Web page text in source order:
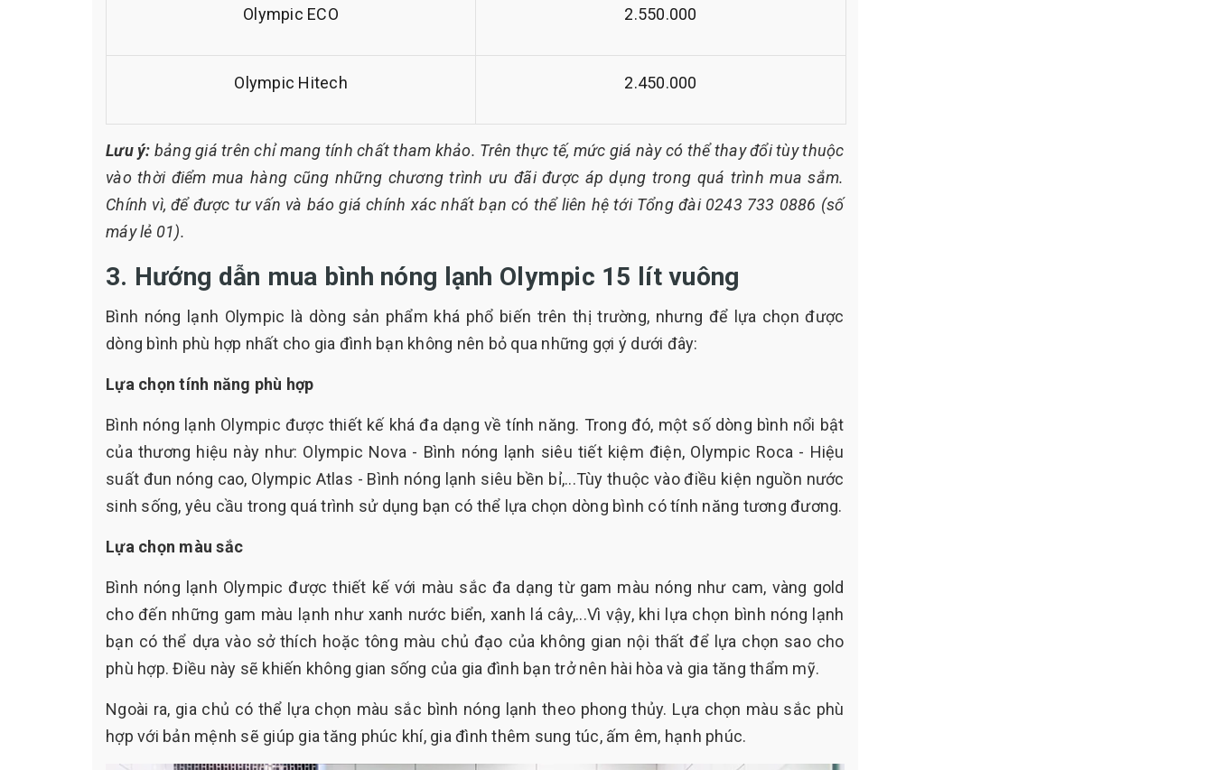
Olympic ECO 2.550.000
Olympic Hitech 2.450.000
Lưu ý: bảng giá trên chỉ mang tính chất tham khảo. Trên thực tế, mức giá này có thể thay đổi tùy thuộc
vào thời điểm mua hàng cũng những chương trình ưu đãi được áp dụng trong quá trình mua sắm.
Chính vì, để được tư vấn và báo giá chính xác nhất bạn có thể liên hệ tới Tổng đài 0243 733 0886 (số
máy lẻ 01).
3. Hướng dẫn mua bình nóng lạnh Olympic 15 lít vuông
Bình nóng lạnh Olympic là dòng sản phẩm khá phổ biến trên thị trường, nhưng để lựa chọn được
dòng bình phù hợp nhất cho gia đình bạn không nên bỏ qua những gợi ý dưới đây:
Lựa chọn tính năng phù hợp
Bình nóng lạnh Olympic được thiết kế khá đa dạng về tính năng. Trong đó, một số dòng bình nổi bật
của thương hiệu này như: Olympic Nova - Bình nóng lạnh siêu tiết kiệm điện, Olympic Roca - Hiệu
suất đun nóng cao, Olympic Atlas - Bình nóng lạnh siêu bền bỉ,...Tùy thuộc vào điều kiện nguồn nước
sinh sống, yêu cầu trong quá trình sử dụng bạn có thể lựa chọn dòng bình có tính năng tương đương.
Lựa chọn màu sắc
Bình nóng lạnh Olympic được thiết kế với màu sắc đa dạng từ gam màu nóng như cam, vàng gold
cho đến những gam màu lạnh như xanh nước biển, xanh lá cây,...Vì vậy, khi lựa chọn bình nóng lạnh
bạn có thể dựa vào sở thích hoặc tông màu chủ đạo của không gian nội thất để lựa chọn sao cho
phù hợp. Điều này sẽ khiến không gian sống của gia đình bạn trở nên hài hòa và gia tăng thẩm mỹ.
Ngoài ra, gia chủ có thể lựa chọn màu sắc bình nóng lạnh theo phong thủy. Lựa chọn màu sắc phù
hợp với bản mệnh sẽ giúp gia tăng phúc khí, gia đình thêm sung túc, ấm êm, hạnh phúc.